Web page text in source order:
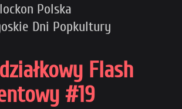
Polska
Dni Popkultury
Flash
#19